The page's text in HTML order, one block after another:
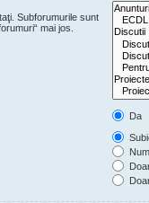
Subforumurile sunt
mai jos.
Da